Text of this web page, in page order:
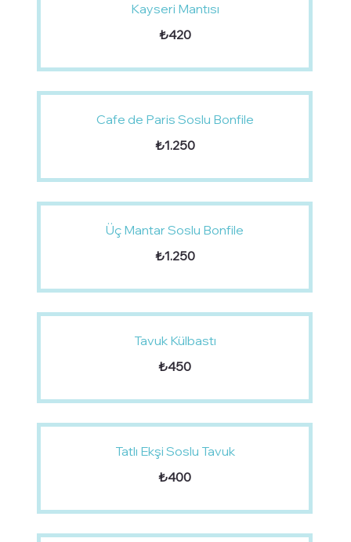
Kayseri Mantısı
₺420
Cafe de Paris Soslu Bonfile
₺1.250
Üç Mantar Soslu Bonfile
₺1.250
Tavuk Külbastı
₺450
Tatlı Ekşi Soslu Tavuk
₺400